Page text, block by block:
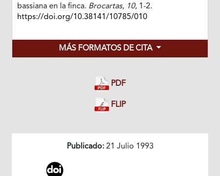
bassiana en la finca. Brocartas, 10, 1-2.
https://doi.org/10.38141/10785/010
MÁS FORMATOS DE CITA
PDF
FLIP
Publicado:21 Julio 1993